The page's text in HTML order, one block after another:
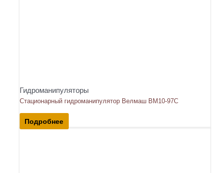
Гидроманипуляторы
Стационарный гидроманипулятор Велмаш ВМ10-97С
Подробнее